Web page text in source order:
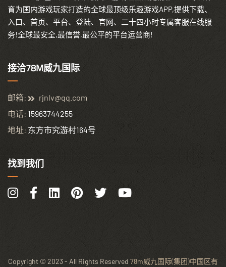
育为国内游戏玩家打造的全球最顶级乐趣游戏APP,提供下载、
入口、首页、平台、登陆、官网、二十四小时专属客服在线服
务!全球最安全,最信誉,最公平的平台运营商!
接洽78M威九国际
邮箱:
rjnlv@qq.com
电话: 15963744255
地址: 东方市究游村164号
找到我们
Copyright © 2023 - All Rights Reserved 78m威九国际(集团)中国区有